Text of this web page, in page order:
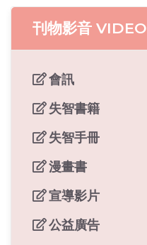
刊物影音 VIDEO
會訊
失智書籍
失智手冊
漫畫書
宣導影片
公益廣告